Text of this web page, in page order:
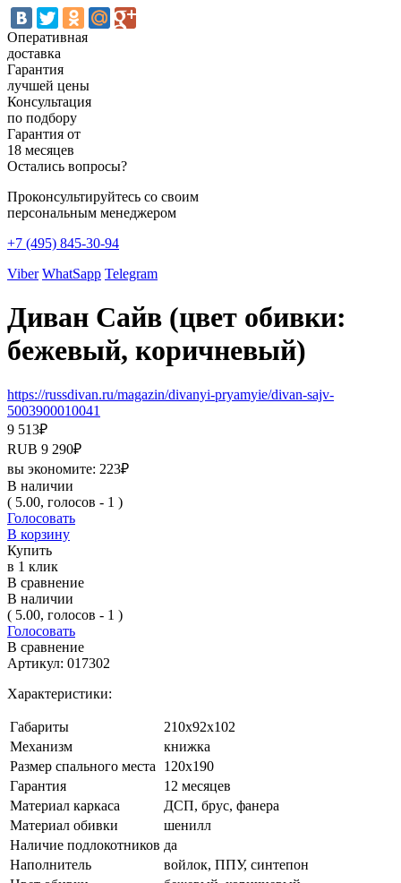
Оперативная
доставка
Гарантия
лучшей цены
Консультация
по подбору
Гарантия от
18 месяцев
Остались вопросы?
Проконсультируйтесь со своим
персональным менеджером
+7 (495) 845-30-94
Viber WhatSapp Telegram
Диван Сайв (цвет обивки:
бежевый, коричневый)
https://russdivan.ru/magazin/divanyi-pryamyie/divan-sajv-
5003900010041
9 513₽
RUB 9 290₽
вы экономите: 223₽
В наличии
( 5.00, голосов - 1 )
Голосовать
В корзину
Купить
в 1 клик
В сравнение
В наличии
( 5.00, голосов - 1 )
Голосовать
В сравнение
Артикул: 017302
Характеристики:
Габариты
210x92x102
Механизм
книжка
Размер спального места
120х190
Гарантия
12 месяцев
Материал каркаса
ДСП, брус, фанера
Материал обивки
шенилл
Наличие подлокотников да
Наполнитель
войлок, ППУ, синтепон